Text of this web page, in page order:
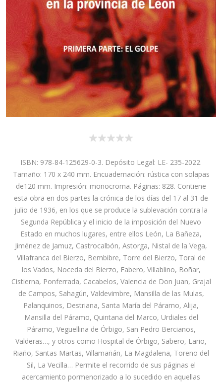
ISBN: 978-84-125629-0-3. Depósito Legal: LE- 235-2022.
Tamaño: 170 x 240 mm. Encuadernación: rústica con solapas
de120 mm. Impresión: monocroma. Páginas: 828. Contiene
esta obra en dos partes la crónica de los días del 17 al 31 de
julio de 1936, en los que se produce la sublevación contra la
Segunda República y el inicio de la imposición del Nuevo
Estado en muchos lugares, entre ellos León, La Bañeza,
Jiménez de Jamuz, Castrocalbón, Astorga, Nistal de la Vega,
Villafranca del Bierzo, Bembibre, Torre del Bierzo, Toral de
los Vados, Noceda del Bierzo, Fabero, Villablino, Boñar,
Cistierna, Ponferrada, Cacabelos, Valencia de Don Juan, Grajal
de Campos, Sahagún, Valdevimbre, Mansilla de las Mulas,
Palanquinos, Destriana, Santa María del Páramo, Alija,
Mansilla del Páramo, Quintana del Marco, Urdiales del
Páramo, Veguellina de Órbigo, San Pedro Bercianos,
Valderas…, y otros como Hospital de Órbigo, Sabero, Lario,
Riaño, Santas Martas, Villamañán, La Magdalena, Toreno del
Sil, La Vecilla… Permite el recorrido de sus páginas el
acercamiento pormenorizado a lo sucedido en aquellas